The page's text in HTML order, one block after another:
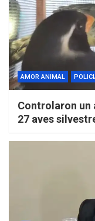
AMOR ANIMAL
Controlaron un
27 aves